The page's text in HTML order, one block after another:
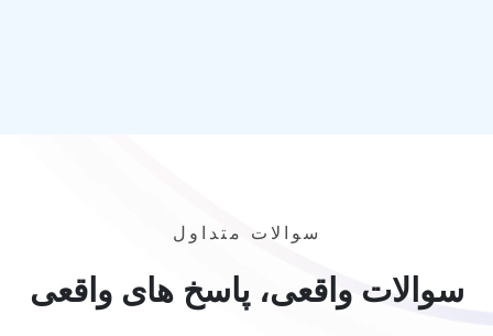
سوالات متداول
سوالات واقعی، پاسخ های واقعی